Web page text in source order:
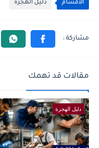
الأقسام دليل الهجرة
مقالات قد تهمك
دليل الهجرة